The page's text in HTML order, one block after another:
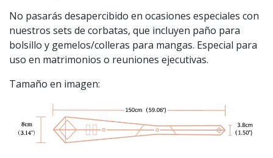
No pasarás desapercibido en ocasiones especiales con
nuestros sets de corbatas, que incluyen paño para
bolsillo y gemelos/colleras para mangas. Especial para
uso en matrimonios o reuniones ejecutivas.
Tamaño en imagen: